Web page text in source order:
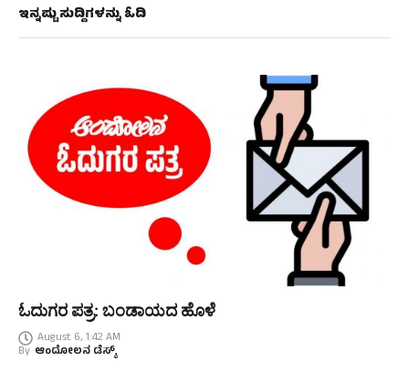
ಇನ್ನಷ್ಟು ಸುದ್ದಿಗಳನ್ನು ಓದಿ
ಓದುಗರ ಪತ್ರ: ಬಂಡಾಯದ ಹೊಳೆ
August 6, 1:42 AM
By ಆಂದೋಲನ ಡೆಸ್ಕ್